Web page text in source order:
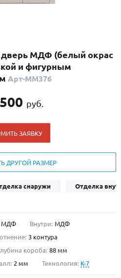
дверь МДФ (белый окрас
и фигурным
Арт-ММ376
руб.
ЗАЯВКУ
ДРУГОЙ РАЗМЕР
снаружи Отделка
МДФ Внутри: МДФ
3 контура
короба: 88 мм
2 мм Технология: K-7